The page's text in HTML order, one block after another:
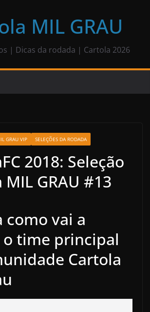
MIL GRAU
| Dicas da rodada | Cartola 2026
GRAU VIP SELEÇÕES DA RODADA
2018: Seleção
GRAU #13
como vai a
time principal
Cartola